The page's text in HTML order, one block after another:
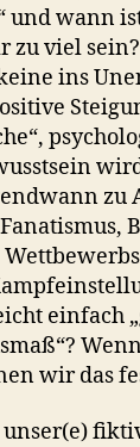
und wann
zu viel
ins
zu
einfach
wir das